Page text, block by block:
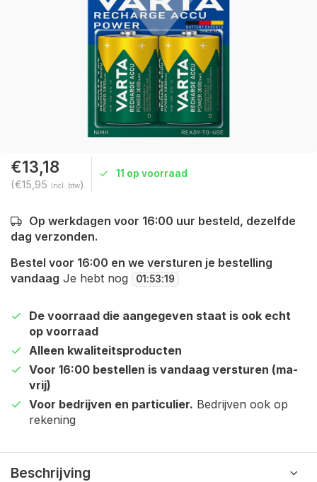
€13,18
(€15,95 Incl. btw)
11 op voorraad
Op werkdagen voor 16:00 uur besteld, dezelfde
dag verzonden.
Bestel voor 16:00 en we versturen je bestelling
vandaag Je hebt nog 01 :53:19
De voorraad die aangegeven staat is ook echt
op voorraad
Alleen kwaliteitsproducten
Voor 16:00 bestellen is vandaag versturen (ma-
vrij)
Voor bedrijven en particulier. Bedrijven ook op
rekening
Beschrijving